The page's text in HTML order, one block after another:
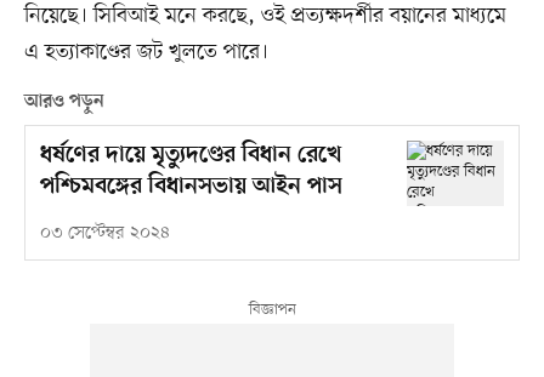
নিয়েছে। সিবিআই মনে করছে, ওই প্রত্যক্ষদর্শীর বয়ানের মাধ্যমে
এ হত্যাকাণ্ডের জট খুলতে পারে।
আরও পড়ুন
ধর্ষণের দায়ে মৃত্যুদণ্ডের বিধান রেখে
পশ্চিমবঙ্গের বিধানসভায় আইন পাস
০৩ সেপ্টেম্বর ২০২৪